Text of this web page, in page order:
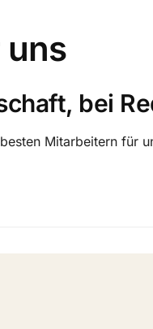
uns
bei
Mitarbeitern für